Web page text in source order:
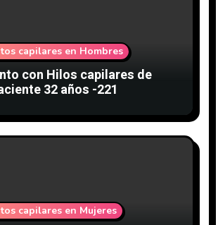
capilares en Hombres
con Hilos capilares de
32 años -221
capilares en Mujeres